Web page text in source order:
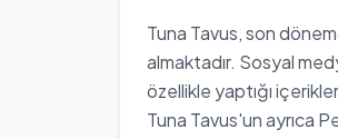
Tuna Tavus, son
almaktadır. Sosyal
özellikle yaptığı
Tuna Tavus'un ayrıca